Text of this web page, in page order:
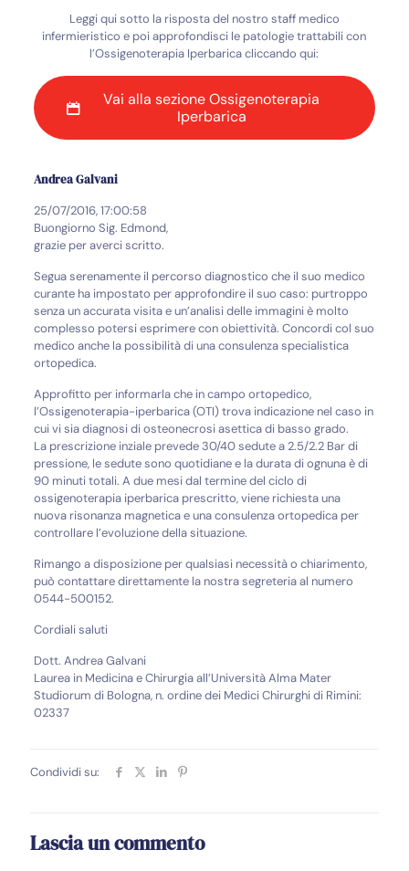
Leggi qui sotto la risposta del nostro staff medico
infermieristico e poi approfondisci le patologie trattabili con
l’Ossigenoterapia Iperbarica cliccando qui:
Vai alla sezione Ossigenoterapia
Iperbarica
Andrea Galvani
25/07/2016, 17:00:58
Buongiorno Sig. Edmond,
grazie per averci scritto.
Segua serenamente il percorso diagnostico che il suo medico
curante ha impostato per approfondire il suo caso: purtroppo
senza un accurata visita e un’analisi delle immagini è molto
complesso potersi esprimere con obiettività. Concordi col suo
medico anche la possibilità di una consulenza specialistica
ortopedica.
Approfitto per informarla che in campo ortopedico,
l’Ossigenoterapia-iperbarica (OTI) trova indicazione nel caso in
cui vi sia diagnosi di osteonecrosi asettica di basso grado.
La prescrizione inziale prevede 30/40 sedute a 2.5/2.2 Bar di
pressione, le sedute sono quotidiane e la durata di ognuna è di
90 minuti totali. A due mesi dal termine del ciclo di
ossigenoterapia iperbarica prescritto, viene richiesta una
nuova risonanza magnetica e una consulenza ortopedica per
controllare l’evoluzione della situazione.
Rimango a disposizione per qualsiasi necessità o chiarimento,
può contattare direttamente la nostra segreteria al numero
0544-500152.
Cordiali saluti
Dott. Andrea Galvani
Laurea in Medicina e Chirurgia all’Università Alma Mater
Studiorum di Bologna, n. ordine dei Medici Chirurghi di Rimini:
02337
Condividi su:
Lascia un commento